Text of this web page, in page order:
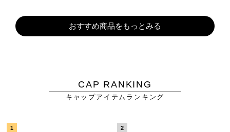
おすすめ商品をもっとみる
CAP RANKING
キャップアイテムランキング